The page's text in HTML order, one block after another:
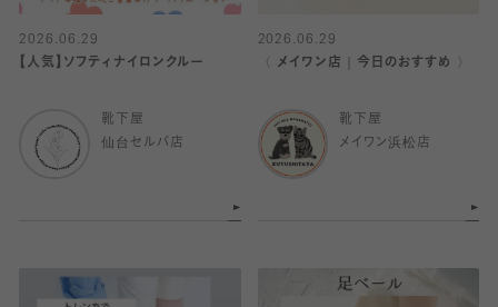
2026.06.29
【人気】ソフティナイロンクルー
靴下屋
仙台セルバ店
2026.06.29
〈 メイワン店｜今日のおすすめ 〉
靴下屋
メイワン浜松店